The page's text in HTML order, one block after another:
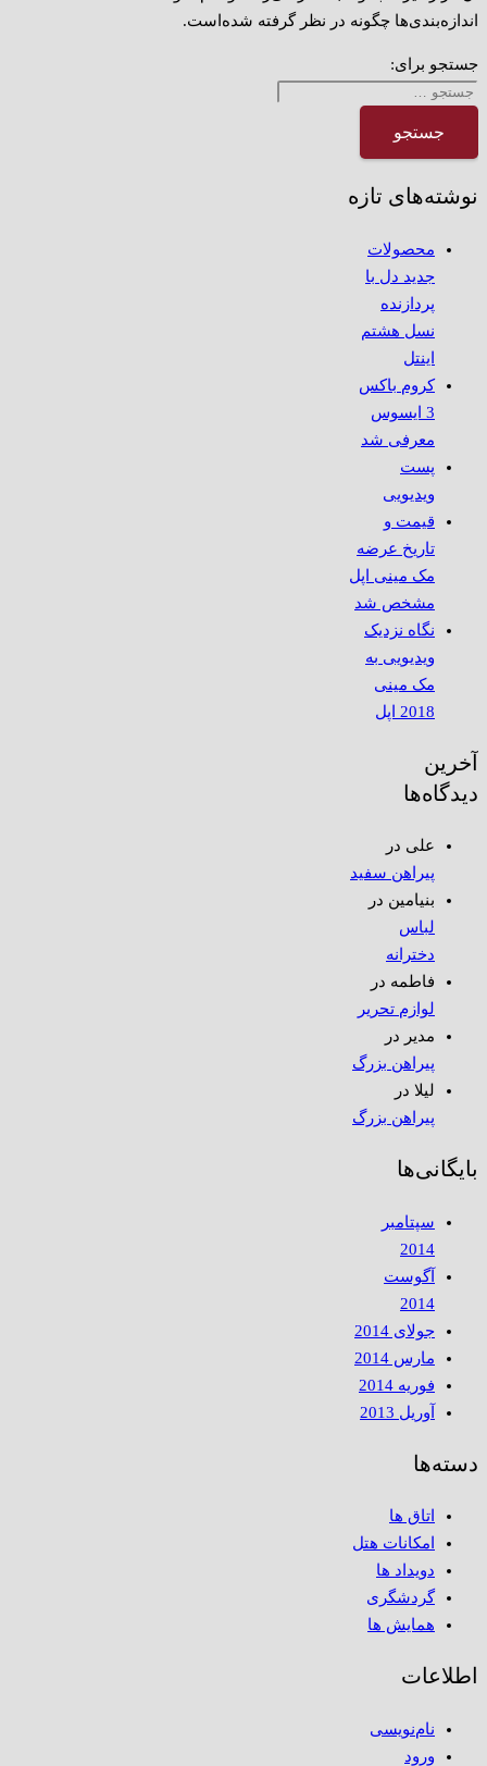
اندازه‌بندی‌ها چگونه در نظر گرفته شده‌است.
جستجو برای:
نوشته‌های تازه
محصولات
جدید دل با
پردازنده
نسل هشتم
اینتل
کروم باکس
3 ایسوس
معرفی شد
پست
ویدیویی
قیمت و
تاریخ عرضه
مک مینی اپل
مشخص شد
نگاه نزدیک
ویدیویی به
مک مینی
2018 اپل
آخرین
دیدگاه‌ها
علی در
پیراهن سفید
بنیامین در
لباس
دخترانه
فاطمه در
لوازم تحریر
مدیر در
پیراهن بزرگ
لیلا در
پیراهن بزرگ
بایگانی‌ها
سپتامبر
2014
آگوست
2014
جولای 2014
مارس 2014
فوریه 2014
آوریل 2013
دسته‌ها
اتاق ها
امکانات هتل
دویداد ها
گردشگری
همایش ها
اطلاعات
نام‌نویسی
ورود